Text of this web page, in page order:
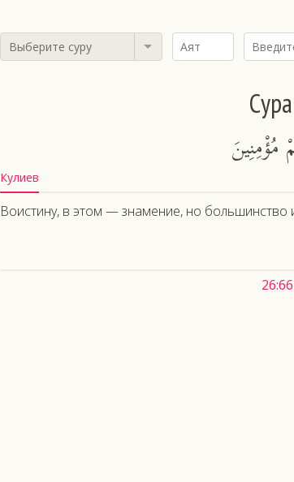
Выберите суру
Кулиев
Воистину, в этом — знамение, но большинство
26:66